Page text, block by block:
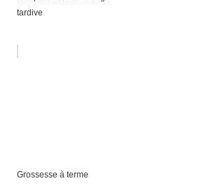
tardive
Grossesse à terme